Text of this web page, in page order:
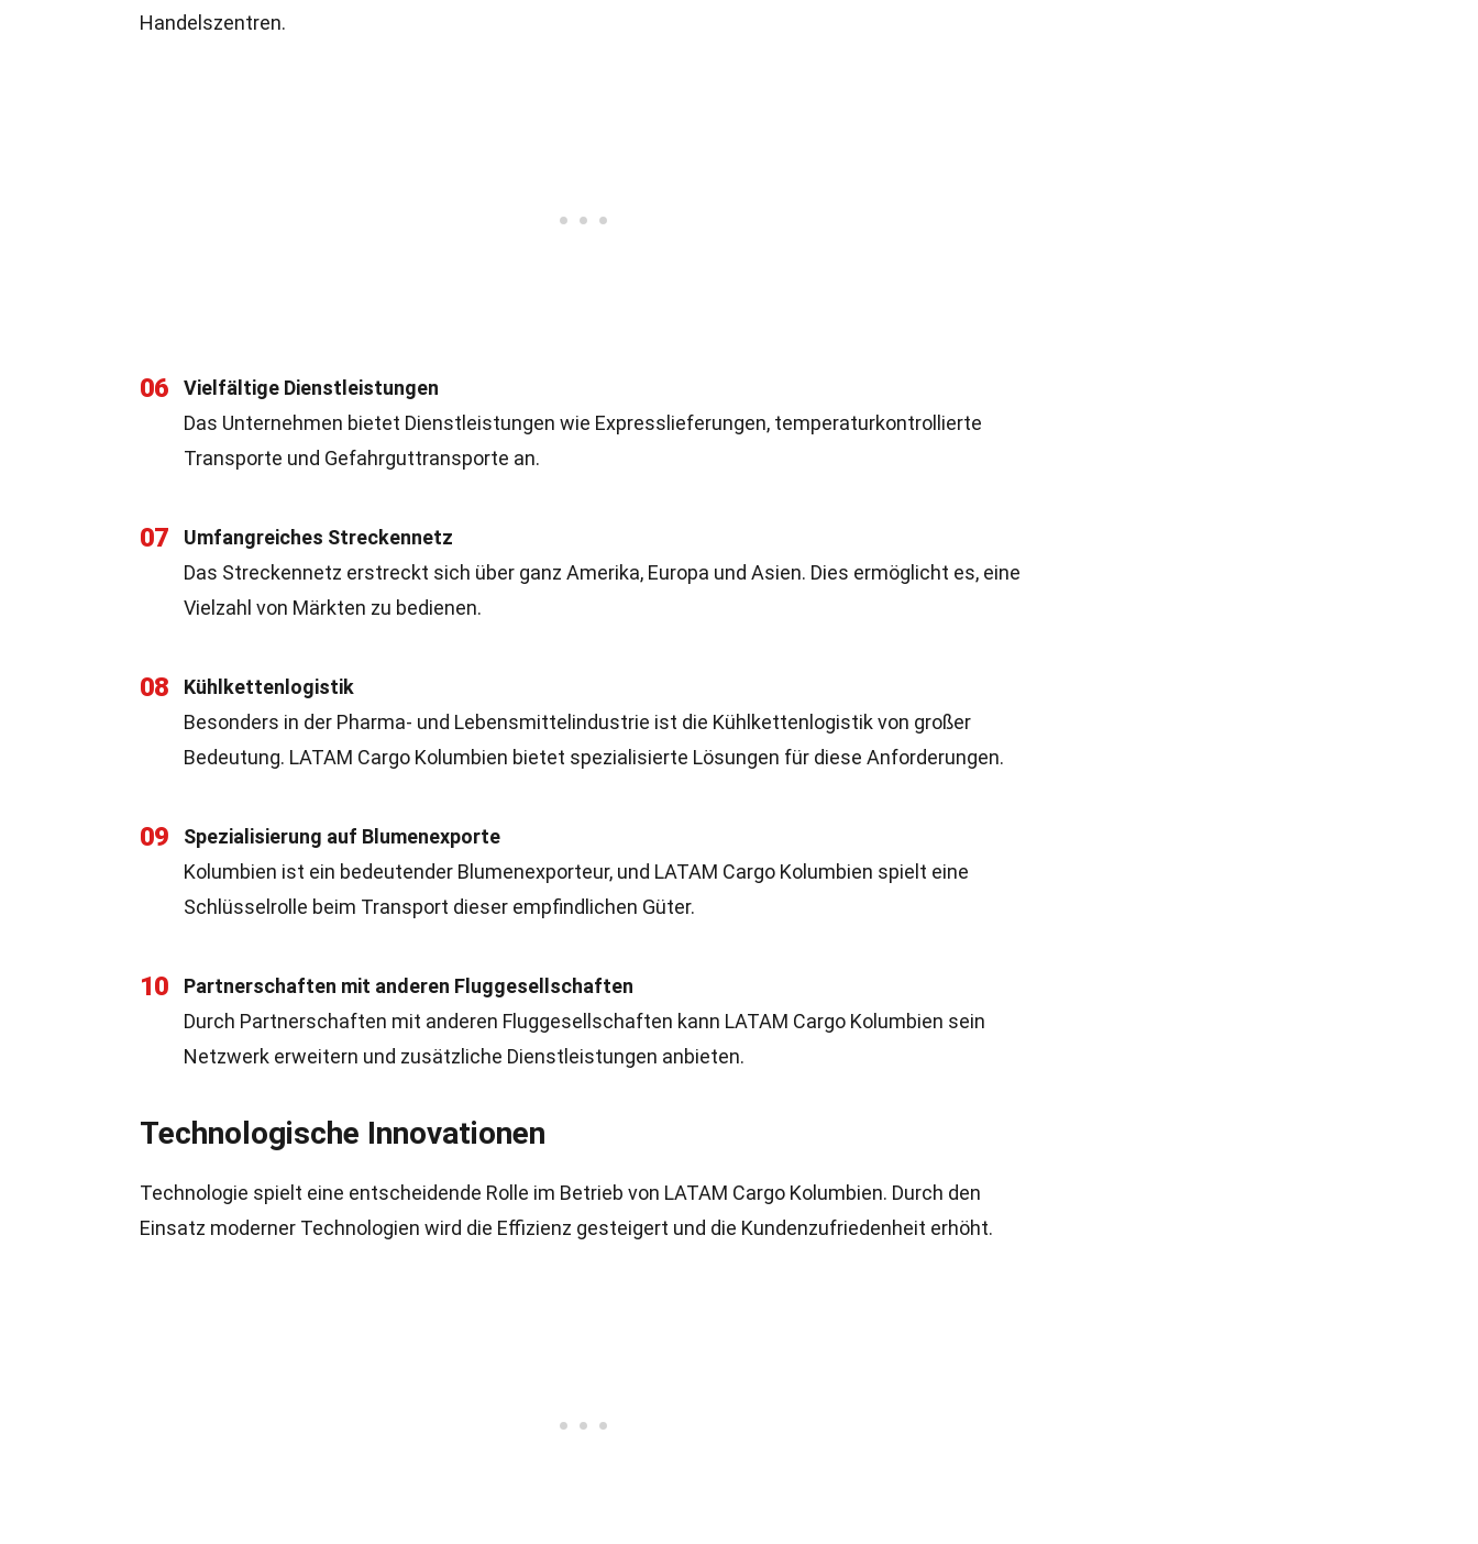
Handelszentren.
06
Vielfältige Dienstleistungen
Das Unternehmen bietet Dienstleistungen wie Expresslieferungen, temperaturkontrollierte
Transporte und Gefahrguttransporte an.
07
Umfangreiches Streckennetz
Das Streckennetz erstreckt sich über ganz Amerika, Europa und Asien. Dies ermöglicht es, eine
Vielzahl von Märkten zu bedienen.
08
Kühlkettenlogistik
Besonders in der Pharma- und Lebensmittelindustrie ist die Kühlkettenlogistik von großer
Bedeutung. LATAM Cargo Kolumbien bietet spezialisierte Lösungen für diese Anforderungen.
09
Spezialisierung auf Blumenexporte
Kolumbien ist ein bedeutender Blumenexporteur, und LATAM Cargo Kolumbien spielt eine
Schlüsselrolle beim Transport dieser empfindlichen Güter.
10
Partnerschaften mit anderen Fluggesellschaften
Durch Partnerschaften mit anderen Fluggesellschaften kann LATAM Cargo Kolumbien sein
Netzwerk erweitern und zusätzliche Dienstleistungen anbieten.
Technologische Innovationen
Technologie spielt eine entscheidende Rolle im Betrieb von LATAM Cargo Kolumbien. Durch den
Einsatz moderner Technologien wird die Effizienz gesteigert und die Kundenzufriedenheit erhöht.